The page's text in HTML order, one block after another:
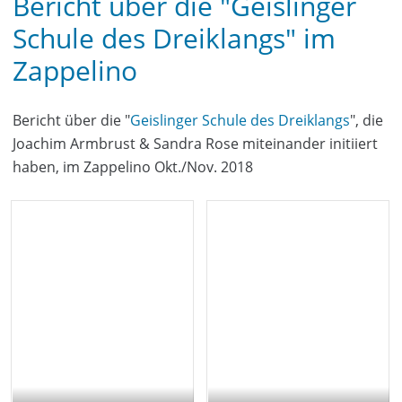
Schule des Dreiklangs" im
Zappelino
Bericht über die "Geislinger Schule des Dreiklangs", die
Joachim Armbrust & Sandra Rose miteinander initiiert
haben, im Zappelino Okt./Nov. 2018